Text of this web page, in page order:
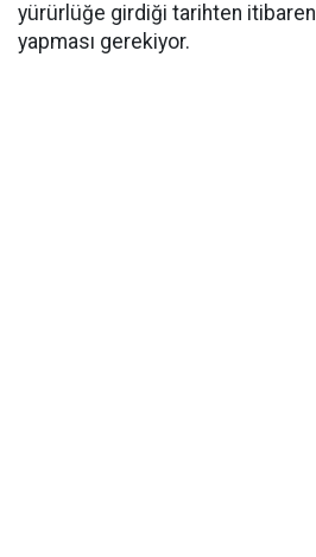
yürürlüğe girdiği tarihten itibaren
yapması gerekiyor.